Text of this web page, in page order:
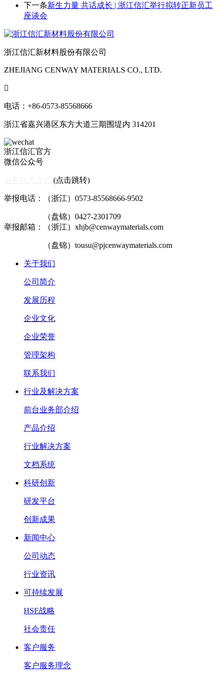
下一条新生力量 共话成长 | 浙江信汇举行拟转正新员工
座谈会
浙江信汇新材料股份有限公司
ZHEJIANG CENWAY MATERIALS CO., LTD.

电话：+86-0573-85568666
浙江省嘉兴港区东方大道三期围堤内 314201
浙江信汇官方
微信公众号
(点击跳转)
举报电话：（浙江）0573-85568666-9502
（盘锦）0427-2301709
举报邮箱：（浙江）xhjb@cenwaymaterials.com
（盘锦）tousu@pjcenwaymaterials.com
关于我们
公司简介
发展历程
企业文化
企业荣誉
管理架构
联系我们
行业及解决方案
前台业务部介绍
产品介绍
行业解决方案
文档系统
科研创新
研发平台
创新成果
新闻中心
公司动态
行业资讯
可持续发展
HSE战略
社会责任
客户服务
客户服务理念